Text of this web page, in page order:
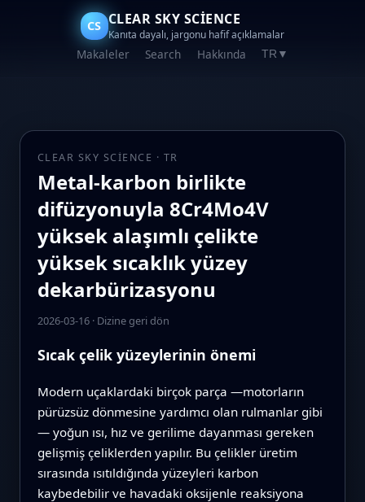
CS CLEAR SKY SCIENCE
Kanıta dayalı, jargonu hafif açıklamalar
Makaleler Search Hakkında TR ▼
CLEAR SKY SCIENCE · TR
Metal-karbon birlikte
difüzyonuyla 8Cr4Mo4V
yüksek alaşımlı çelikte
yüksek sıcaklık yüzey
dekarbürizasyonu
2026-03-16· Dizine geri dön
Sıcak çelik yüzeylerinin önemi
Modern uçaklardaki birçok parça —motorların
pürüzsüz dönmesine yardımcı olan rulmanlar gibi
— yoğun ısı, hız ve gerilime dayanması gereken
gelişmiş çeliklerden yapılır. Bu çelikler üretim
sırasında ısıtıldığında yüzeyleri karbon
kaybedebilir ve havadaki oksijenle reaksiyona